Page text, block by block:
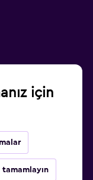
için